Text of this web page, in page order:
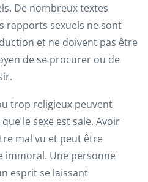
De nombreux textes
rapports sexuels ne sont
et ne doivent pas être
de se procurer ou de
trop religieux peuvent
le sexe est sale. Avoir
mal vu et peut être
immoral. Une personne
esprit se laissant